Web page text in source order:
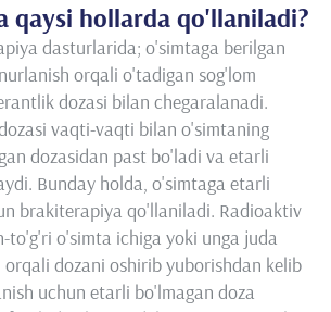
qaysi hollarda qo'llaniladi?
dasturlarida; o'simtaga berilgan
orqali o'tadigan sog'lom
dozasi bilan chegaralanadi.
vaqti-vaqti bilan o'simtaning
dozasidan past bo'ladi va etarli
Bunday holda, o'simtaga etarli
brakiterapiya qo'llaniladi. Radioaktiv
to'g'ri o'simta ichiga yoki unga juda
dozani oshirib yuborishdan kelib
uchun etarli bo'lmagan doza